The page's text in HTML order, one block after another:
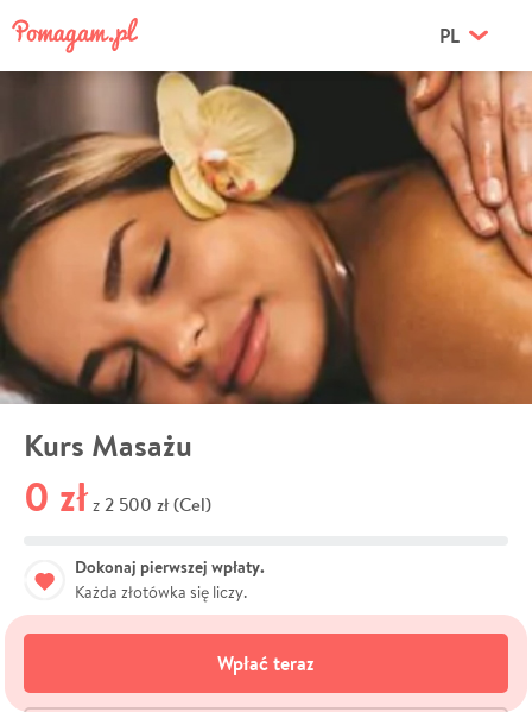
PL
Kurs Masażu
0 zł z 2 500 zł (Cel)
Dokonaj pierwszej wpłaty.
Każda złotówka się liczy.
Wpłać teraz